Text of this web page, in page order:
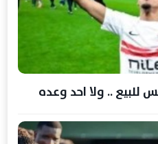
للبيع .. ولا احد وعده